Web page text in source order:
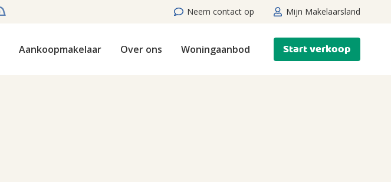
Neem contact op Mijn Makelaarsland
Aankoopmakelaar Over ons Woningaanbod Start verkoop